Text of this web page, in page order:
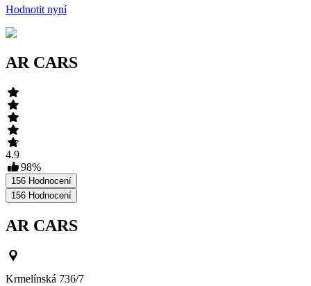
Hodnotit nyní
AR CARS
4.9
98%
156 Hodnocení
156 Hodnocení
AR CARS
Krmelínská 736/7